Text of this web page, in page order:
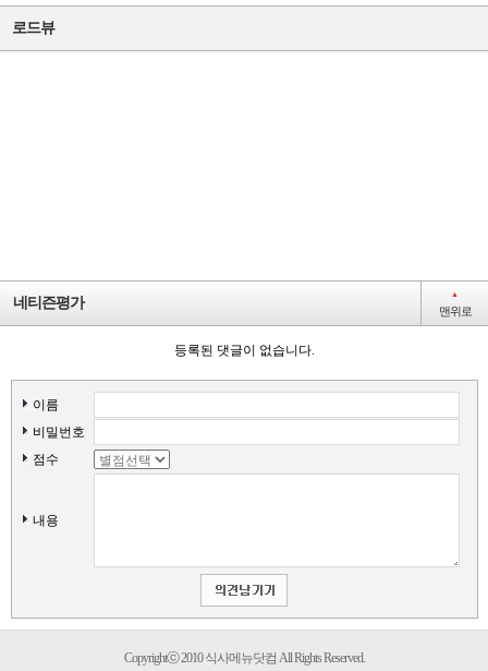
로드뷰
네티즌평가 ▲
맨위로
등록된 댓글이 없습니다.
이름
비밀번호
점수
내용
Copyrightⓒ 2010 식사메뉴닷컴 All Rights Reserved.